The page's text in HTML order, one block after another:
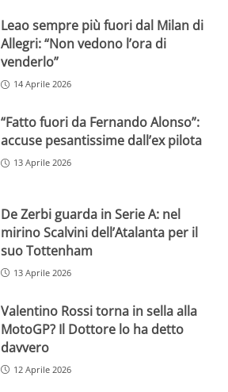
Leao sempre più fuori dal Milan di
Allegri: “Non vedono l’ora di
venderlo”
14 Aprile 2026
“Fatto fuori da Fernando Alonso”:
accuse pesantissime dall’ex pilota
13 Aprile 2026
De Zerbi guarda in Serie A: nel
mirino Scalvini dell’Atalanta per il
suo Tottenham
13 Aprile 2026
Valentino Rossi torna in sella alla
MotoGP? Il Dottore lo ha detto
davvero
12 Aprile 2026